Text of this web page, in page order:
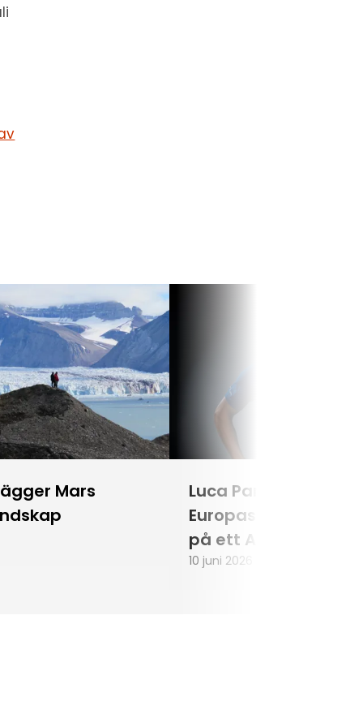
Mars
Luca Parmitano blir
Europas första
på ett
10 juni 2026